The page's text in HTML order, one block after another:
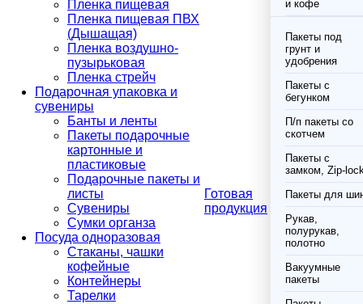
Пленка пищевая
Пленка пищевая ПВХ
(Дышащая)
Пленка воздушно-
пузырьковая
Пленка стрейч
Подарочная упаковка и
сувениры
Банты и ленты
Пакеты подарочные
картонные и
пластиковые
Подарочные пакеты и
листы
Сувениры
Сумки органза
Посуда одноразовая
Стаканы, чашки
кофейные
Контейнеры
Тарелки
Готовая
продукция
и кофе
Пакеты под
грунт и
удобрения
Пакеты с
бегунком
П/п пакеты со
скотчем
Пакеты с
замком, Zip-
Пакеты для
Рукав,
полурукав,
полотно
Вакуумные
пакеты